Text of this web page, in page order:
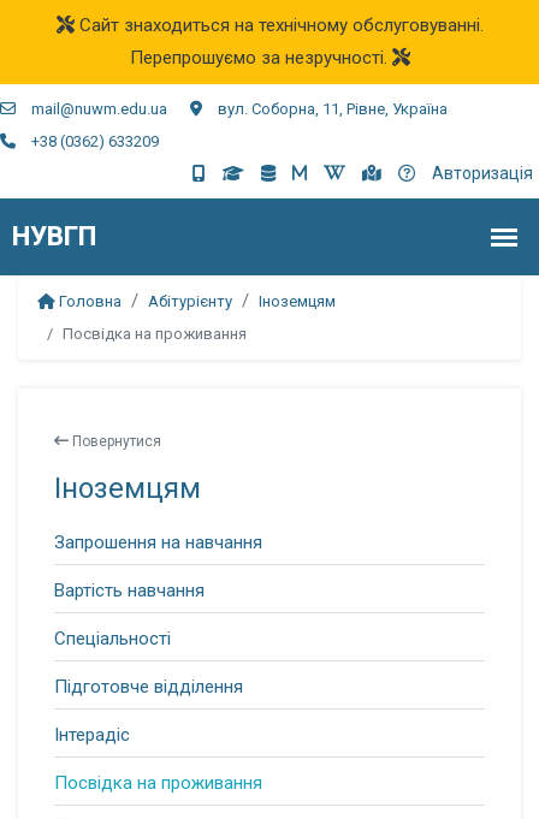
Сайт знаходиться на технічному обслуговуванні.
Перепрошуємо за незручності.
mail@nuwm.edu.ua
вул. Соборна, 11, Рівне, Україна
+38 (0362) 633209
Авторизація
Головна Абітурієнту
Іноземцям
Посвідка на проживання
Повернутися
Іноземцям
Запрошення на навчання
Вартість навчання
Спеціальності
Підготовче відділення
Інтерадіс
Посвідка на проживання